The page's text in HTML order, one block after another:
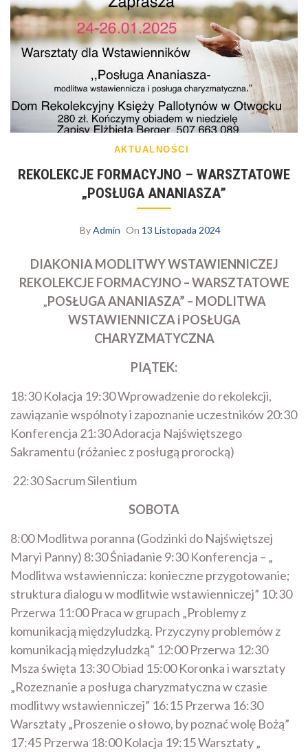
AKTUALNOŚCI
REKOLEKCJE FORMACYJNO – WARSZTATOWE
„POSŁUGA ANANIASZA”
ByAdmin On 13 Listopada 2024
DIAKONIA MODLITWY WSTAWIENNICZEJ
REKOLEKCJE FORMACYJNO – WARSZTATOWE
„POSŁUGA ANANIASZA” – MODLITWA
WSTAWIENNICZA i POSŁUGA
CHARYZMATYCZNA
PIĄTEK:
18:30 Kolacja 19:30 Wprowadzenie do rekolekcji,
zawiązanie wspólnoty i zapoznanie uczestników 20:30
Konferencja 21:30 Adoracja Najświętszego
Sakramentu (różaniec z posługą prorocką)
22:30 Sacrum Silentium
SOBOTA
8:00 Modlitwa poranna (Godzinki do Najświętszej
Maryi Panny) 8:30 Śniadanie 9:30 Konferencja – „
Modlitwa wstawiennicza: konieczne przygotowanie;
struktura dialogu w modlitwie wstawienniczej” 10:30
Przerwa 11:00 Praca w grupach „Problemy z
komunikacją międzyludzką. Przyczyny problemów z
komunikacją międzyludzką” 12:00 Przerwa 12:30
Msza święta 13:30 Obiad 15:00 Koronka i warsztaty
„Rozeznanie a posługa charyzmatyczna w czasie
modlitwy wstawienniczej” 16:15 Przerwa 16:30
Warsztaty „Proszenie o słowo, by poznać wolę Bożą”
17:45 Przerwa 18:00 Kolacja 19:15 Warsztaty „